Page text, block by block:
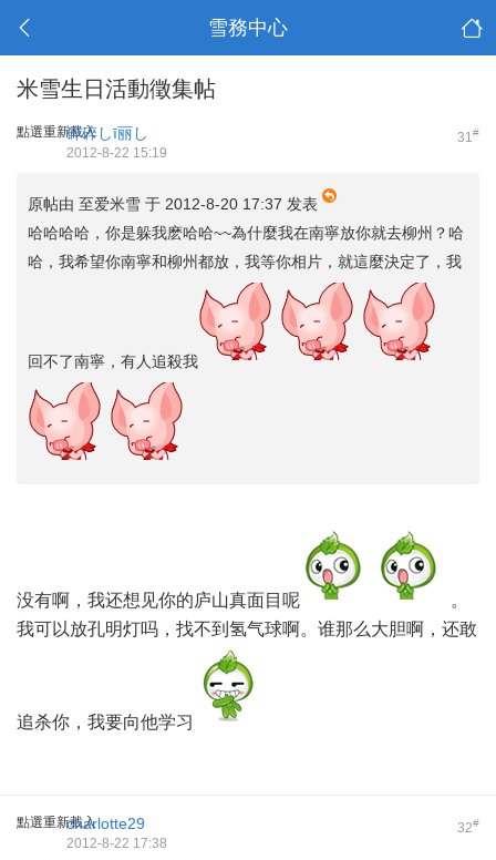
雪務中心
米雪生日活動徵集帖
點選重新載入 31#
碎碎しī丽し
2012-8-22 15:19
原帖由 至爱米雪 于 2012-8-20 17:37 发表
哈哈哈哈，你是躲我麽哈哈~~為什麼我在南寧放你就去柳州？哈
哈，我希望你南寧和柳州都放，我等你相片，就這麼決定了，我
回不了南寧，有人追殺我
没有啊，我还想见你的庐山真面目呢
。
我可以放孔明灯吗，找不到氢气球啊。谁那么大胆啊，还敢
追杀你，我要向他学习
點選重新載入 32#
charlotte29
2012-8-22 17:38